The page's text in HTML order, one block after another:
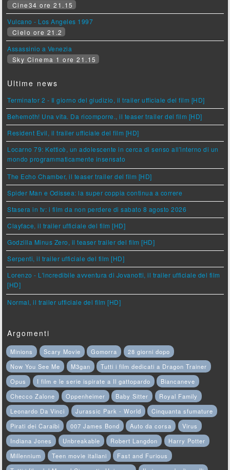
Cine34 ore 21.15
Vulcano - Los Angeles 1997
Cielo ore 21.2
Assassinio a Venezia
Sky Cinema 1 ore 21.15
Ultime news
Terminator 2 - Il giorno del giudizio, il trailer ufficiale del film [HD]
Behemoth! Una vita. Da ricomporre., il teaser trailer del film [HD]
Resident Evil, il trailer ufficiale del film [HD]
Locarno 79: Ketticè, un adolescente in cerca di senso all'interno di un
mondo programmaticamente insensato
The Echo Chamber, il teaser trailer del film [HD]
Spider Man e Odissea: la super coppia continua a correre
Stasera in tv: i film da non perdere di sabato 8 agosto 2026
Clayface, il trailer ufficiale del film [HD]
Godzilla Minus Zero, il teaser trailer del film [HD]
Serpenti, il trailer ufficiale del film [HD]
Lorenzo - L'incredibile avventura di Jovanotti, il trailer ufficiale del film
[HD]
Normal, il trailer ufficiale del film [HD]
Argomenti
Minions Scary Movie Gomorra
28 giorni dopo
Now You See Me
M3gan
Tutti i film dedicati a Dragon Trainer
Opus
I film e le serie ispirate a Il gattopardo
Biancaneve
Checco Zalone
Oppenheimer Baby Sitter
Royal Family
Leonardo Da Vinci
Jurassic Park - World
Cinquanta sfumature
Pirati dei Caraibi
007 James Bond Auto da corsa
Virus
Indiana Jones
Unbreakable Robert Langdon
Harry Potter
Millennium
Teen movie italiani
Fast and Furious